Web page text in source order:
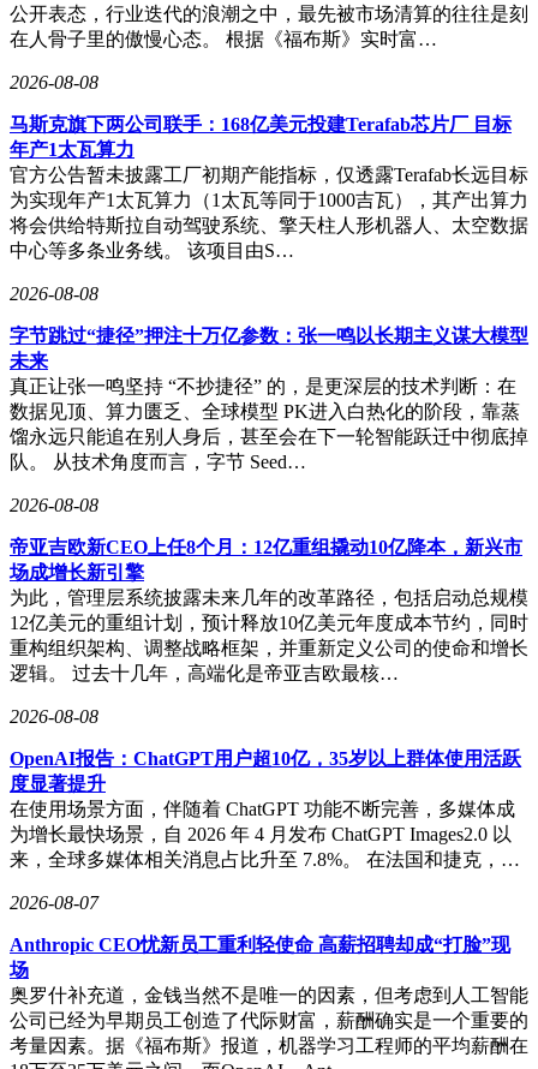
公开表态，行业迭代的浪潮之中，最先被市场清算的往往是刻
在人骨子里的傲慢心态。 根据《福布斯》实时富…
2026-08-08
马斯克旗下两公司联手：168亿美元投建Terafab芯片厂 目标
年产1太瓦算力
官方公告暂未披露工厂初期产能指标，仅透露Terafab长远目标
为实现年产1太瓦算力（1太瓦等同于1000吉瓦），其产出算力
将会供给特斯拉自动驾驶系统、擎天柱人形机器人、太空数据
中心等多条业务线。 该项目由S…
2026-08-08
字节跳过“捷径”押注十万亿参数：张一鸣以长期主义谋大模型
未来
真正让张一鸣坚持 “不抄捷径” 的，是更深层的技术判断：在
数据见顶、算力匮乏、全球模型 PK进入白热化的阶段，靠蒸
馏永远只能追在别人身后，甚至会在下一轮智能跃迁中彻底掉
队。 从技术角度而言，字节 Seed…
2026-08-08
帝亚吉欧新CEO上任8个月：12亿重组撬动10亿降本，新兴市
场成增长新引擎
为此，管理层系统披露未来几年的改革路径，包括启动总规模
12亿美元的重组计划，预计释放10亿美元年度成本节约，同时
重构组织架构、调整战略框架，并重新定义公司的使命和增长
逻辑。 过去十几年，高端化是帝亚吉欧最核…
2026-08-08
OpenAI报告：ChatGPT用户超10亿，35岁以上群体使用活跃
度显著提升
在使用场景方面，伴随着 ChatGPT 功能不断完善，多媒体成
为增长最快场景，自 2026 年 4 月发布 ChatGPT Images2.0 以
来，全球多媒体相关消息占比升至 7.8%。 在法国和捷克，…
2026-08-07
Anthropic CEO忧新员工重利轻使命 高薪招聘却成“打脸”现
场
奥罗什补充道，金钱当然不是唯一的因素，但考虑到人工智能
公司已经为早期员工创造了代际财富，薪酬确实是一个重要的
考量因素。据《福布斯》报道，机器学习工程师的平均薪酬在